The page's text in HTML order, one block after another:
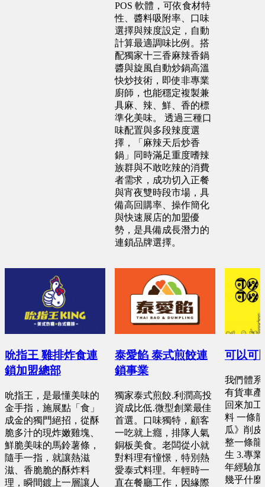
吮指王 雞排炸食連
鎖加盟總部
吮指王，是最懂美味的
金手指，施展點「食」
成金的獨門絕招，從酥
脆多汁的現炸嫩雞塊、
鮮脆美味的馬鈴薯條，
隨手一指，就讓熱滋
滋、香脆脆的酥炸料
理，瞬間鍍上一層讓人
POS 軟體，可依食材特
性、醬料吸附率、口味
選擇與辣度設定，自動
計算最適調味比例。搭
配獨家十三香麻辣香鍋
醬與旋風自動炒鍋高溫
快炒技術，即使非專業
廚師，也能穩定複製兼
具麻、辣、鮮、香的標
準化美味。 透過三種口
味配置與多段辣度選
擇，「麻辣天后炒香
鍋」同時滿足重度嗜辣
族群與不敢吃辣的消費
者需求，成功切入正餐
與宵夜雙時段市場，具
備高回購率、操作簡化
與快速展店的加盟優
勢，是具備成長潛力的
連鎖品牌選擇。
泰愛餡 泰式煎餃連
鎖事業
獨家泰式煎餃.利潤高投
資成比低.微型創業最佳
首選。口味獨特，顧客
一吃就上癮，排隊人氣
銅板美食。老闆從小就
對料理有憧憬，特別熱
愛泰式料理。年輕時一
直在餐廳工作，因緣際
可以可
我們體系
有貨車產
回來加
料 一條
瓜》削
整一條龍
生 3.專
年經驗加
幾乎什麼